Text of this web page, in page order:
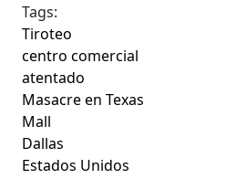
Tags:
Tiroteo
centro comercial
atentado
Masacre en Texas
Mall
Dallas
Estados Unidos